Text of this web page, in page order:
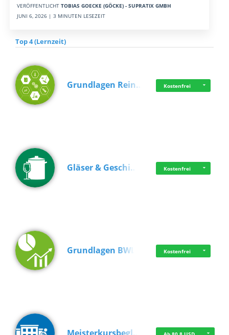
VERÖFFENTLICHT TOBIAS GOECKE (GÖCKE) - SUPRATIX GMBH
JUNI 6, 2026 | 3 MINUTEN LESEZEIT
Top 4 (Lernzeit)
Grundlagen Rein… Kostenfrei
Gläser & Geschi… Kostenfrei
Grundlagen BWL Kostenfrei